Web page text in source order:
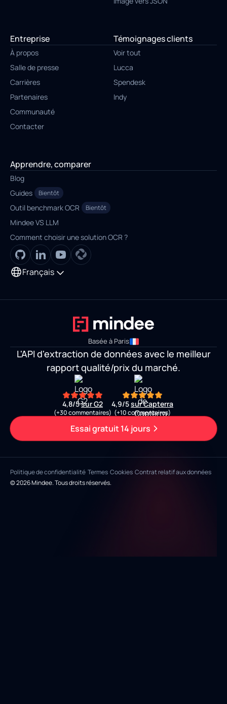
Entreprise
À propos
Salle de presse
Carrières
Partenaires
Communauté
Contacter
Témoignages clients
Voir tout
Lucca
Spendesk
Indy
Apprendre, comparer
Blog
Guides
Bientôt
Outil benchmark OCR Bientôt
Mindee VS LLM
Comment choisir une solution OCR ?
Français
Basée à Paris
L'API d'extraction de données avec le meilleur
rapport qualité/prix du marché.
4,8/5sur G2
(+30 commentaires)
4,9/5sur Capterra
(+10 commentaires)
Essai gratuit 14 jours
© 2026 Mindee. Tous droits réservés.
Politique de confidentialité Termes Cookies Contrat relatif aux données